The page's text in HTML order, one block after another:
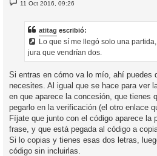
e
11 Oct 2016, 09:26
atitag escribió:
Lo que sí me llegó solo una
jura que vendrían dos.
Si entras en cómo va lo mío, ahí puedes
necesites. Al igual que se hace para ver
en que aparece la concesión, que tienes
pegarlo en la verificación (el otro enlace
Fíjate que junto con el código aparece la
frase, y que está pegada al código a
Si lo copias y tienes esas dos letras,
código sin incluirlas.